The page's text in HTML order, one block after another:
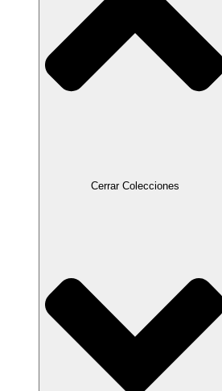
Cerrar Colecciones